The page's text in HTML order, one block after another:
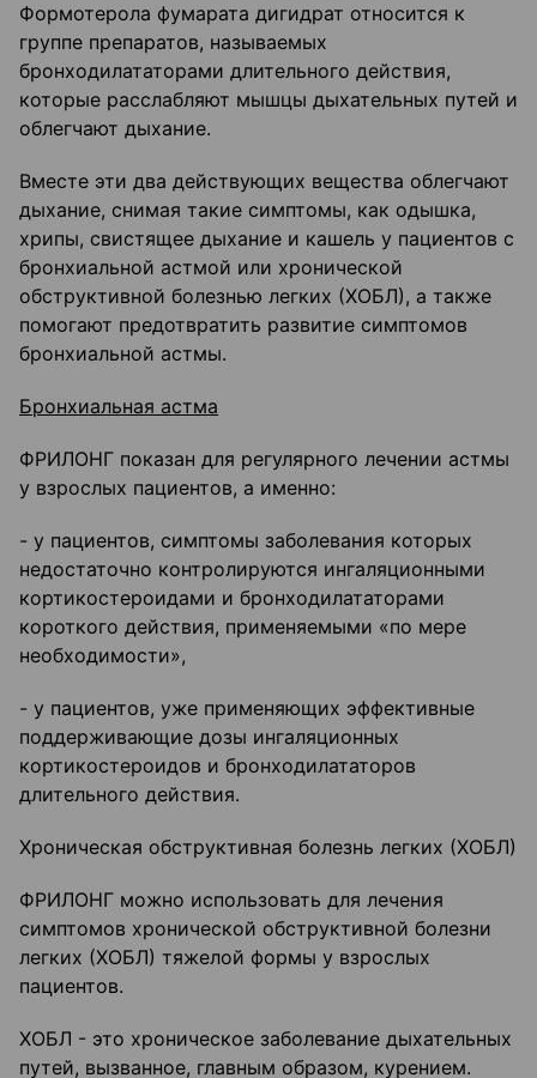
Формотерола фумарата дигидрат относится к
группе препаратов, называемых
бронходилататорами длительного действия,
которые расслабляют мышцы дыхательных путей и
облегчают дыхание.
Вместе эти два действующих вещества облегчают
дыхание, снимая такие симптомы, как одышка,
хрипы, свистящее дыхание и кашель у пациентов с
бронхиальной астмой или хронической
обструктивной болезнью легких (ХОБЛ), а также
помогают предотвратить развитие симптомов
бронхиальной астмы.
Бронхиальная астма
ФРИЛОНГ показан для регулярного лечении астмы
у взрослых пациентов, а именно:
- у пациентов, симптомы заболевания которых
недостаточно контролируются ингаляционными
кортикостероидами и бронходилататорами
короткого действия, применяемыми «по мере
необходимости»,
- у пациентов, уже применяющих эффективные
поддерживающие дозы ингаляционных
кортикостероидов и бронходилататоров
длительного действия.
Хроническая обструктивная болезнь легких (ХОБЛ)
ФРИЛОНГ можно использовать для лечения
симптомов хронической обструктивной болезни
легких (ХОБЛ) тяжелой формы у взрослых
пациентов.
ХОБЛ - это хроническое заболевание дыхательных
путей, вызванное, главным образом, курением.